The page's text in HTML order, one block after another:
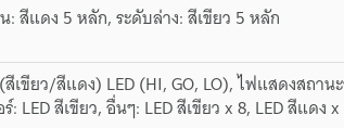
สีแดง 5 หลัก, ระดับล่าง: สีเขียว 5 หลัก
เขียว/สีแดง) LED (HI, GO, LO), ไฟแสดงสถาน
LED สีเขียว, อื่นๆ: LED สีเขียว x 8, LED สีแดง